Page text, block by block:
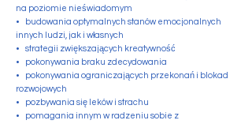
na poziomie nieświadomym
• budowania optymalnych stanów emocjonalnych
innych ludzi, jak i własnych
• strategii zwiększających kreatywność
• pokonywania braku zdecydowania
• pokonywania ograniczających przekonań i blokad
rozwojowych
• pozbywania się leków i strachu
• pomagania innym w radzeniu sobie z